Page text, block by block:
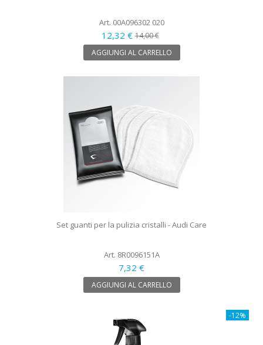
Art. 00A096302 020
12,32 €14,00 €
AGGIUNGI AL CARRELLO
Set guanti per la pulizia cristalli - Audi Care
Art. 8R0096151A
7,32 €
AGGIUNGI AL CARRELLO
-12%